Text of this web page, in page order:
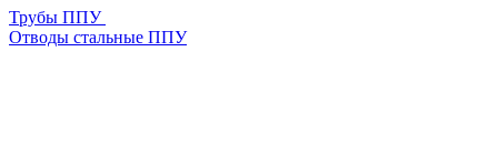
Трубы ППУ
Отводы стальные ППУ